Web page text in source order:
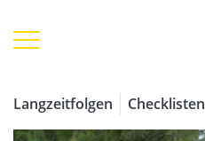
Langzeitfolgen Checklisten